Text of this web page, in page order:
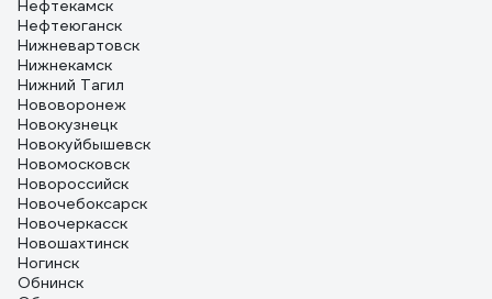
Нефтекамск
Нефтеюганск
Нижневартовск
Нижнекамск
Нижний Тагил
Нововоронеж
Новокузнецк
Новокуйбышевск
Новомосковск
Новороссийск
Новочебоксарск
Новочеркасск
Новошахтинск
Ногинск
Обнинск